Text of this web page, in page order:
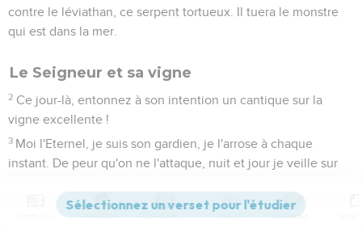
contre le léviathan, ce serpent tortueux. Il tuera le monstre
qui est dans la mer.
Le Seigneur et sa vigne
2 Ce jour-là, entonnez à son intention un cantique sur la
vigne excellente !
3 Moi l'Eternel, je suis son gardien, je l'arrose à chaque
instant. De peur qu'on ne l'attaque, nuit et jour je veille sur
Il n'y a pas de colère en moi, mais si je trouve des ronces et
Versions Commentaires Strong